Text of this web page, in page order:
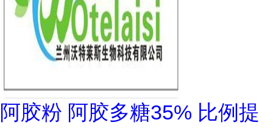
阿胶粉 阿胶多糖35% 比例提